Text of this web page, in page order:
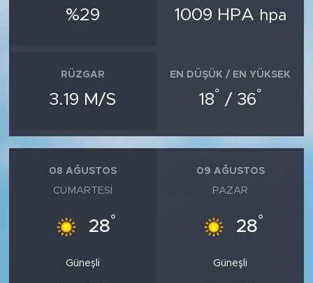
%29 1009 HPA hpa
RÜZGAR
3.19 M/S
EN DÜŞÜK / EN YÜKSEK
18° / 36°
08 AĞUSTOS
CUMARTESI
28°
Güneşli
09 AĞUSTOS
PAZAR
28°
Güneşli